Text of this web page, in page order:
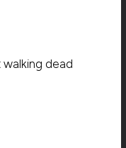
walking dead